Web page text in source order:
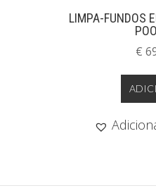
LIMPA-FUNDOS
€